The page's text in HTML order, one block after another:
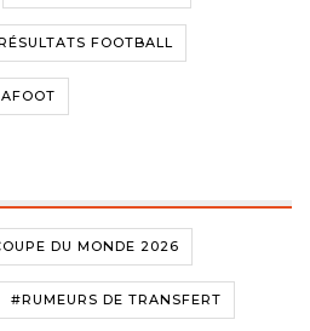
FOOTBALL
DU MONDE 2026
#RUMEURS DE TRANSFERT